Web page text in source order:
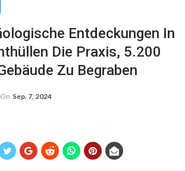
Entdeckungen In
Die Praxis, 5.200
Zu Begraben
On Sep. 7, 2024